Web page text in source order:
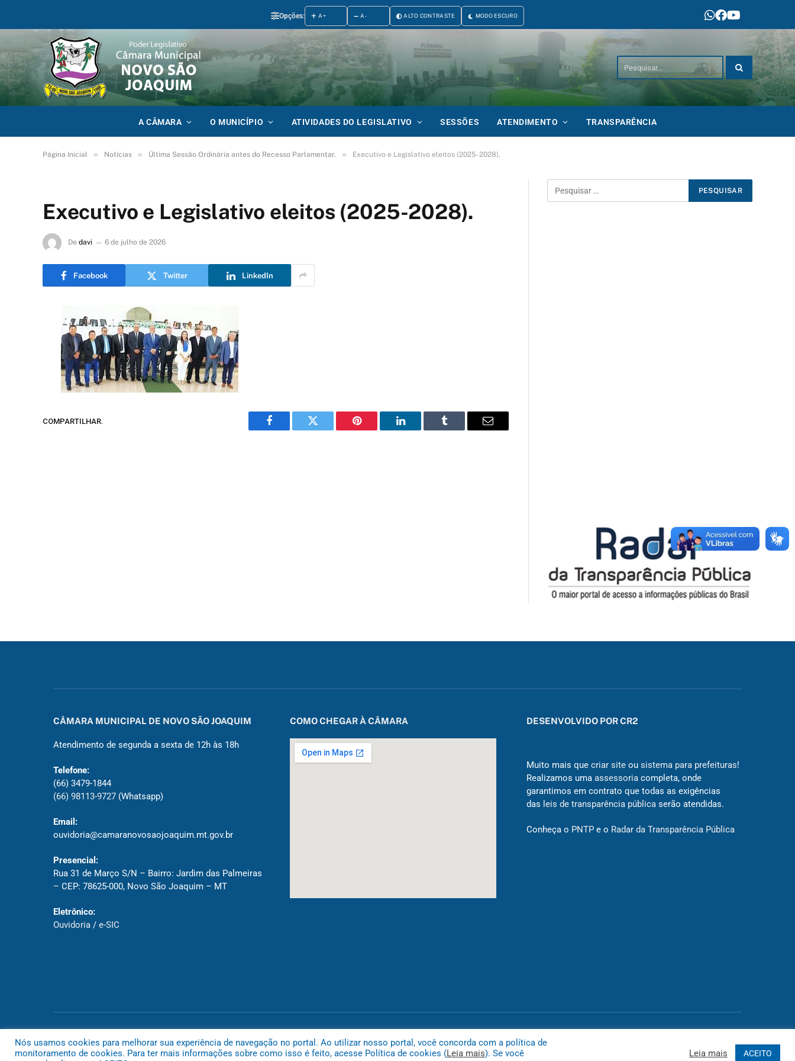
Opções: A+ A- ALTO CONTRASTE MODO ESCURO
A CÂMARA O MUNICÍPIO ATIVIDADES DO LEGISLATIVO SESSÕES ATENDIMENTO TRANSPARÊNCIA
Página Inicial » Notícias » Última Sessão Ordinária antes do Recesso Parlamentar. » Executivo e Legislativo eleitos (2025-2028).
Executivo e Legislativo eleitos (2025-2028).
De davi 6 de julho de 2026
Facebook Twitter LinkedIn
COMPARTILHAR.
Facebook Twitter Pinterest LinkedIn Tumblr
E-
CÂMARA MUNICIPAL DE NOVO SÃO JOAQUIM
Atendimento de segunda a sexta de 12h às 18h
Telefone:
(66) 3479-1844
(66) 98113-9727 (Whatsapp)
Email:
ouvidoria@camaranovosaojoaquim.mt.gov.br
Presencial:
Rua 31 de Março S/N – Bairro: Jardim das Palmeiras
– CEP: 78625-000, Novo São Joaquim – MT
Eletrônico:
Ouvidoria / e-SIC
COMO CHEGAR À CÂMARA DESENVOLVIDO POR CR2
Muito mais que criar siteou sistema para prefeituras!
Realizamos uma assessoria completa, onde
garantimos em contrato que todas as exigências
das leis de transparência pública serão atendidas.
Conheça o PNTPe o Radar da Transparência Pública
Nós usamos cookies para melhorar sua experiência de navegação no portal. Ao utilizar nosso portal, você concorda com a política de
monitoramento de cookies. Para ter mais informações sobre como isso é feito, acesse Política de cookies (Leia mais). Se você
Leia mais ACEITO